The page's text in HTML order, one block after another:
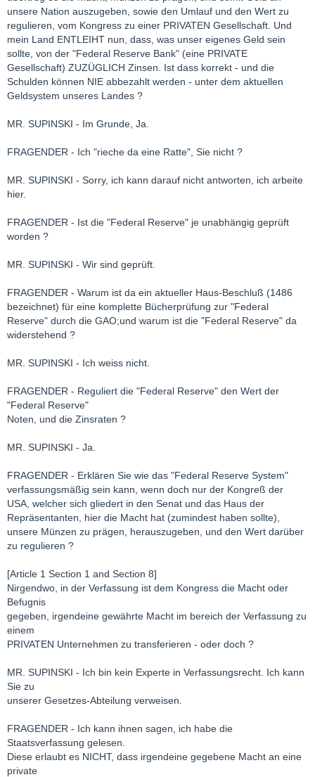
unsere Nation auszugeben, sowie den Umlauf und den Wert zu
regulieren, vom Kongress zu einer PRIVATEN Gesellschaft. Und
mein Land ENTLEIHT nun, dass, was unser eigenes Geld sein
sollte, von der "Federal Reserve Bank" (eine PRIVATE
Gesellschaft) ZUZÜGLICH Zinsen. Ist dass korrekt - und die
Schulden können NIE abbezahlt werden - unter dem aktuellen
Geldsystem unseres Landes ?
MR. SUPINSKI - Im Grunde, Ja.
FRAGENDER - Ich "rieche da eine Ratte", Sie nicht ?
MR. SUPINSKI - Sorry, ich kann darauf nicht antworten, ich arbeite
hier.
FRAGENDER - Ist die "Federal Reserve" je unabhängig geprüft
worden ?
MR. SUPINSKI - Wir sind geprüft.
FRAGENDER - Warum ist da ein aktueller Haus-Beschluß (1486
bezeichnet) für eine komplette Bücherprüfung zur "Federal
Reserve" durch die GAO;und warum ist die "Federal Reserve" da
widerstehend ?
MR. SUPINSKI - Ich weiss nicht.
FRAGENDER - Reguliert die "Federal Reserve" den Wert der
"Federal Reserve"
Noten, und die Zinsraten ?
MR. SUPINSKI - Ja.
FRAGENDER - Erklären Sie wie das "Federal Reserve System"
verfassungsmäßig sein kann, wenn doch nur der Kongreß der
USA, welcher sich gliedert in den Senat und das Haus der
Repräsentanten, hier die Macht hat (zumindest haben sollte),
unsere Münzen zu prägen, herauszugeben, und den Wert darüber
zu regulieren ?
[Article 1 Section 1 and Section 8]
Nirgendwo, in der Verfassung ist dem Kongress die Macht oder
Befugnis
gegeben, irgendeine gewährte Macht im bereich der Verfassung zu
einem
PRIVATEN Unternehmen zu transferieren - oder doch ?
MR. SUPINSKI - Ich bin kein Experte in Verfassungsrecht. Ich kann
Sie zu
unserer Gesetzes-Abteilung verweisen.
FRAGENDER - Ich kann ihnen sagen, ich habe die
Staatsverfassung gelesen.
Diese erlaubt es NICHT, dass irgendeine gegebene Macht an eine
private